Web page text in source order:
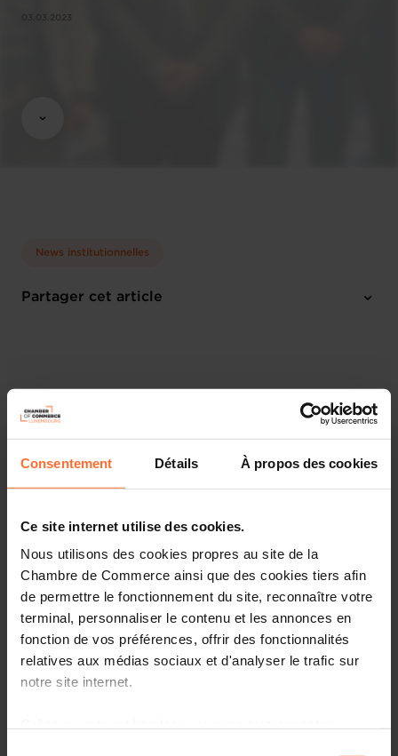
Consentement Détails À propos des cookies
Ce site internet utilise des cookies.
Nous utilisons des cookies propres au site de la
Chambre de Commerce ainsi que des cookies tiers afin
de permettre le fonctionnement du site, reconnaître votre
terminal, personnaliser le contenu et les annonces en
fonction de vos préférences, offrir des fonctionnalités
relatives aux médias sociaux et d'analyser le trafic sur
notre site internet.
03.03.2023
News institutionnelles
Partager cet article
de Luxembourg (CES) s’est, selon le principe de la